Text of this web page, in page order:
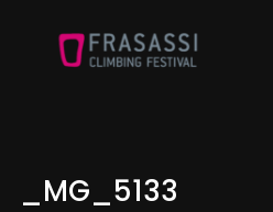
_MG_5133